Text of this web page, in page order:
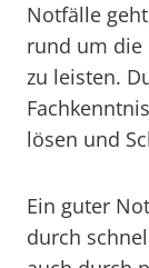
Notfälle
rund um die
zu leisten.
lösen und
Ein guter
durch